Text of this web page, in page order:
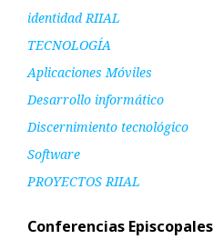
identidad RIIAL
TECNOLOGÍA
Aplicaciones Móviles
Desarrollo informático
Discernimiento tecnológico
Software
PROYECTOS RIIAL
Conferencias Episcopales